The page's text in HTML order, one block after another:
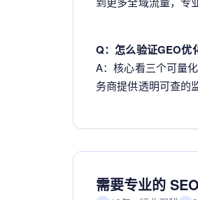
Q：怎么验证GEO优
A：核心看三个可量
务商提供透明可查的
需要专业的